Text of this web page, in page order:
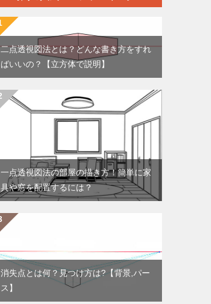
二点透視図法とは？どんな書き方をすれ
ばいいの？【立方体で説明】
一点透視図法の部屋の描き方！簡単に家
具や窓を配置するには？
消失点とは何？見つけ方は?【背景,パー
ス】